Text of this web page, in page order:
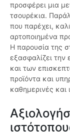
προσφέρει μια
τσουρέκια.
που παρέχει,
αρτοποιημένα
Η παρουσία της
εξασφαλίζει
και των
προϊόντα και
καθημερινές και